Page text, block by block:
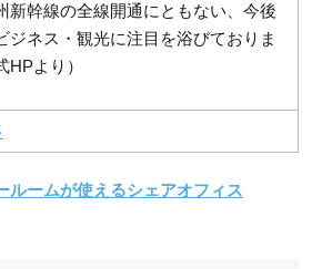
新幹線の全線開通にともない、今後
ジネス・観光に注目を浴びておりま
HPより）
ルームが使えるシェアオフィス